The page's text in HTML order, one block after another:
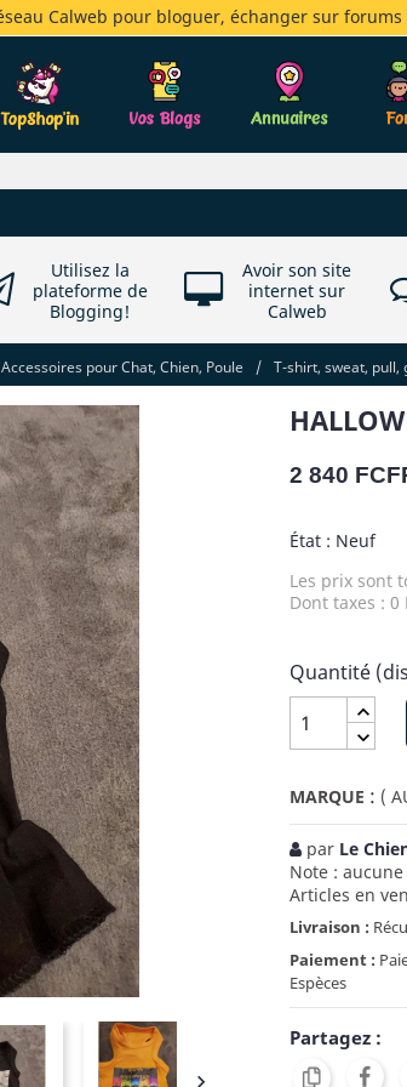
Calweb pour bloguer, échanger sur
Utilisez la
plateforme de
Blogging!
Avoir son site
internet sur
Calweb
pour Chat, Chien, Poule / T-shirt, sweat, pull,

2 840
État : Neuf
Les prix sont
Dont taxes : 0
Quantité
MARQUE : (
par Le
Note : aucune
Articles en
Livraison :
Paiement :
Espèces
Partagez :